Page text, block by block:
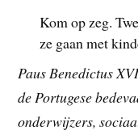
Kom op zeg.
ze gaan met
Paus Benedictus
de Portugese
onderwijzers,